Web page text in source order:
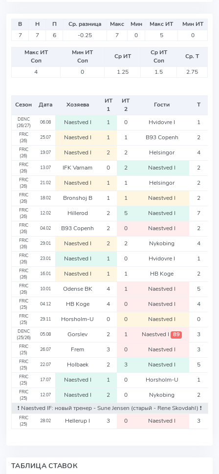
В Н П Ср. разница Макс Мин Макс ИТ
Мин ИТ
7
7 6 -0.25 7 0 5 0
Макс ИТ
Соп
Мин ИТ
Соп
Ср ИТ
Ср ИТ
Соп
Ср. Т
4
0 1.25 1.5 2.75
Сезон Дата Хозяева
ИТ
1
ИТ
2
Гости Т
DENC
(26/27)
06.08 Naestved I 1 0 Hvidovre I 1
FRIC
(26)
25.07 Naestved I 1 1 B93 Copenh 2
FRIC
(26)
19.07 Naestved I 2 2 Helsingor 4
FRIC
(26)
13.07 IFK Varnam 0 2 Naestved I 2
FRIC
(26)
21.02 Naestved I 1 1 Helsingor 2
FRIC
(26)
18.02 Bronshoj B 1 1 Naestved I 2
FRIC
(26)
12.02 Hillerod 2 5 Naestved I 7
FRIC
(26)
04.02 B93 Copenh 2 0 Naestved I 2
FRIC
(26)
29.01 Naestved I 2 2 Nykobing 4
FRIC
(26)
23.01 Naestved I 1 0 Hvidovre I 1
FRIC
(26)
16.01 Naestved I 1 1 HB Koge 2
FRIC
(26)
10.01 Odense BK 4 1 Naestved I 5
FRIC
(25)
04.12 HB Koge 4 0 Naestved I 4
FRIC
(25)
29.11 Horsholm-U 0 0 Naestved I 0
DENC
(25/26)
05.08 Gorslev 2 1 Naestved I 89 3
FRIC
(25)
26.07 Frem 3 0 Naestved I 3
FRIC
(25)
22.07 Holbaek 2 3 Naestved I 5
FRIC
(25)
17.07 Naestved I 1 0 Horsholm-U 1
FRIC
(25)
12.07 Naestved I 2 0 Nykobing
2
❗️ Naestved IF: новый тренер - Sune Jensen (старый - Rene Skovdahl) ❗️
FRIC
(25)
28.02 Hellerup I 3 0 Naestved I 3
ТАБЛИЦА СТАВОК